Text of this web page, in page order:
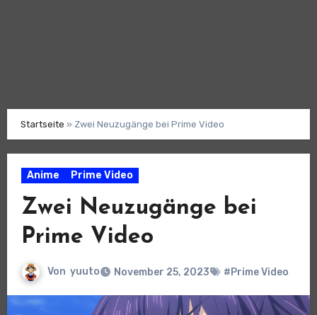
Startseite » Zwei Neuzugänge bei Prime Video
Anime Prime Video
Zwei Neuzugänge bei
Prime Video
Von yuuto November 25, 2023 #Prime Video